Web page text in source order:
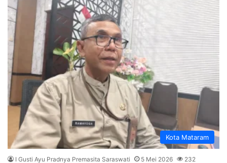
Kota Mataram
I Gusti Ayu Pradnya Premasita Saraswati 5 Mei 2026 232